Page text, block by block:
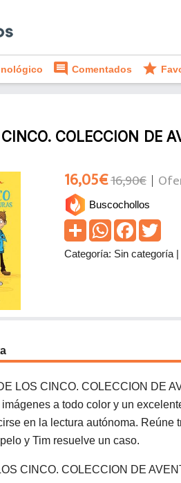
comment Comentados star
COLECCION DE
16,05€16,90€
Buscochollos
Categoría: Sin categoría |
LOS CINCO. COLECCION DE
a todo color y un
en la lectura autónoma.
y Tim resuelve un caso.
CINCO. COLECCION DE